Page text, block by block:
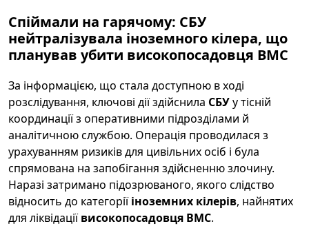
Спіймали на гарячому: СБУ
нейтралізувала іноземного кілера, що
планував убити високопосадовця ВМС
За інформацією, що стала доступною в ході
розслідування, ключові дії здійснила СБУу тісній
координації з оперативними підрозділами й
аналітичною службою. Операція проводилася з
урахуванням ризиків для цивільних осіб і була
спрямована на запобігання здійсненню злочину.
Наразі затримано підозрюваного, якого слідство
відносить до категоріїіноземних кілерів, найнятих
для ліквідаціївисокопосадовця ВМС.